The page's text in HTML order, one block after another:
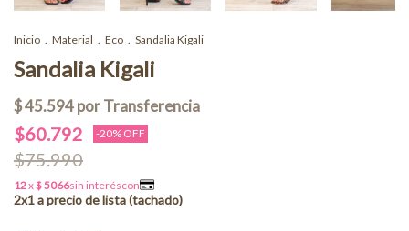
Inicio . Material . Eco . Sandalia Kigali
Sandalia Kigali
$60.792 -20% OFF
$75.990